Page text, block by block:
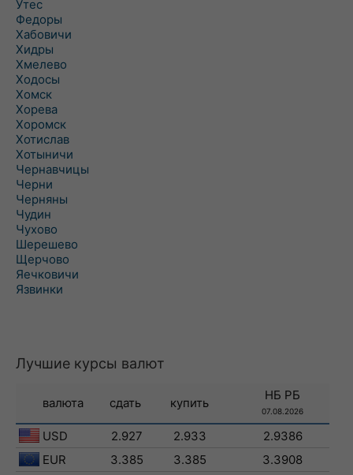
Утес
Федоры
Хабовичи
Хидры
Хмелево
Ходосы
Хомск
Хорева
Хоромск
Хотислав
Хотыничи
Чернавчицы
Черни
Черняны
Чудин
Чухово
Шерешево
Щерчово
Яечковичи
Язвинки
Лучшие курсы валют
валюта сдать купить
НБ РБ
07.08.2026
USD 2.927 2.933
2.9386
EUR
3.385 3.385
3.3908